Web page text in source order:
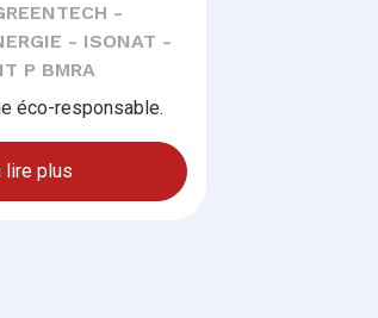
-
- ISONAT -
P BMRA
éco-responsable.
lire plus